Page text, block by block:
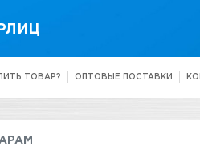
ТОВАР? ОПТОВЫЕ ПОСТАВКИ